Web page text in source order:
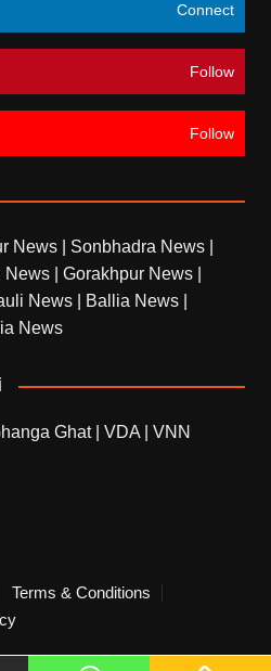
Connect
Follow
Follow
News Sonbhadra News
News Gorakhpur News
News Ballia News
News
Ghat| VDA VNN
Terms & Conditions